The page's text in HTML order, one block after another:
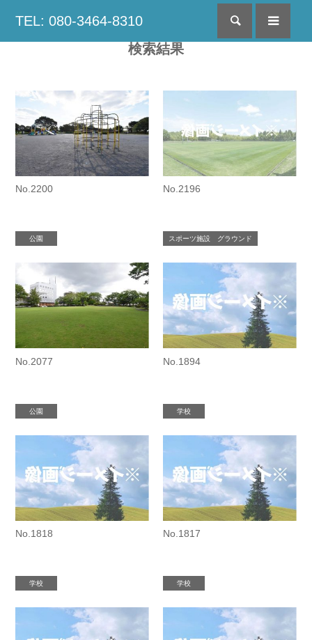
TEL: 080-3464-8310 検索
検索結果
No.2200
公園
No.2196
スポーツ施設 グラウンド
No.2077
公園
No.1894
学校
No.1818
学校
No.1817
学校